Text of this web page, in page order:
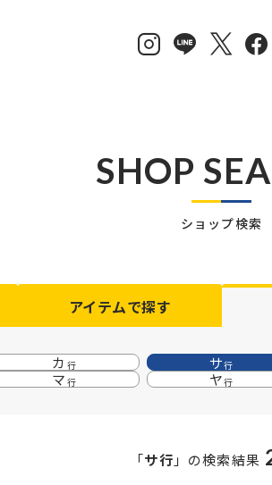
SHOP
ショップ検索
アイテムで探す
カ 行 サ行
マ 行 ヤ行
「サ行 」の検索結果